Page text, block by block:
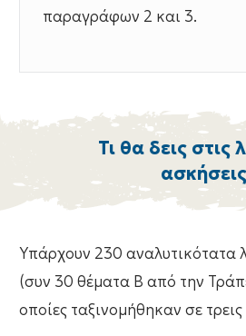
παραγράφων 2 και 3.
Τι θα δεις στις
ασκήσεις
Υπάρχουν 230 αναλυτικότατα
(συν 30 θέματα Β από την
οποίες ταξινομήθηκαν σε